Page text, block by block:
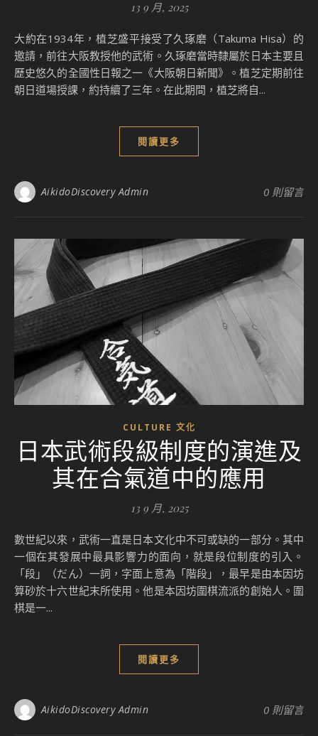
13 9 月, 2025
大約在1934年，植芝盛平接受了久琢磨（Takuma Hisa）的
邀請，前往大阪教授他的武術。久琢磨當時隸屬於日本主要且
歷史悠久的全國性日報之一《大阪朝日新聞》。植芝定期前往
朝日道場授課，約持續了三年。在此期間，植芝將自...
閱讀更多
AikidoDiscovery Admin 0 則留言
CULTURE 文化
日本武術段級制度的演進及
其在合氣道中的應用
13 9 月, 2025
數世紀以來，武術一直是日本文化中不可或缺的一部分。其中
一個在其發展中最具影響力的面向，就是段位制度的引入。
「段」（だん）一詞，字面上意為「階段」，最早是由本因坊
算砂於十六世紀末所使用。他是本因坊圍棋流派的創始人。圍
棋是一...
閱讀更多
AikidoDiscovery Admin 0 則留言